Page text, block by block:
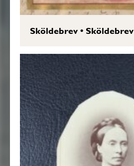
Sköldebrev•Sköldebrev